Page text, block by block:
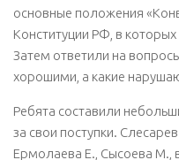
основные положения
Конституции РФ, в
Затем ответили на
хорошими, а какие
Ребята составили
за свои поступки.
Ермолаева Е., Сысоева М.,